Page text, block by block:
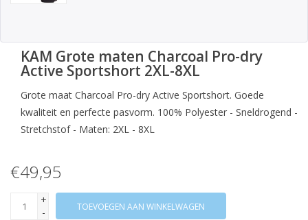
KAM Grote maten Charcoal Pro-dry
Active Sportshort 2XL-8XL
Grote maat Charcoal Pro-dry Active Sportshort. Goede
kwaliteit en perfecte pasvorm. 100% Polyester - Sneldrogend -
Stretchstof - Maten: 2XL - 8XL
€49,95
+
-
TOEVOEGEN AAN WINKELWAGEN